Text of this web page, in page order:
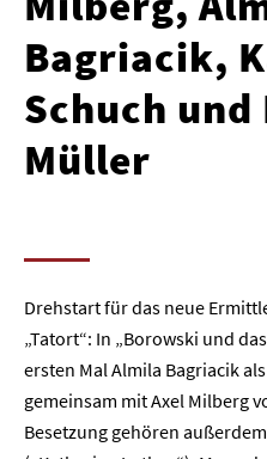
Bagriacik,
Schuch und
Müller
Drehstart für das neue
„Tatort“: In „Borowski und
ersten Mal Almila Bagriacik
gemeinsam mit Axel Milberg
Besetzung gehören